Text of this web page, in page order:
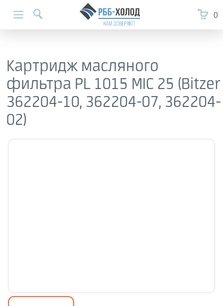
0
Картридж масляного
фильтра PL 1015 MIC 25 (Bitzer
362204-10, 362204-07, 362204-
02)